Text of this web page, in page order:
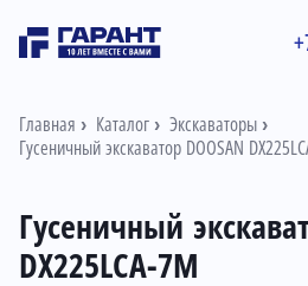
Главная Каталог
Экскаваторы
Гусеничный экскаватор DOOSAN
Гусеничный
DX225LCA-7M